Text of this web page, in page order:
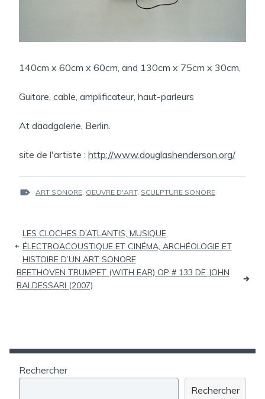
140cm x 60cm x 60cm, and 130cm x 75cm x 30cm,
Guitare, cable, amplificateur, haut-parleurs
At daadgalerie, Berlin.
site de l'artiste : http://www.douglashenderson.org/
ÉTIQUETTES :
ART SONORE, OEUVRE D'ART, SCULPTURE SONORE
Navigation
de
l’article
LES CLOCHES D’ATLANTIS, MUSIQUE
ÉLECTROACOUSTIQUE ET CINÉMA, ARCHÉOLOGIE ET
HISTOIRE D’UN ART SONORE
BEETHOVEN TRUMPET (WITH EAR) OP # 133 DE JOHN
BALDESSARI (2007)
Rechercher
Rechercher